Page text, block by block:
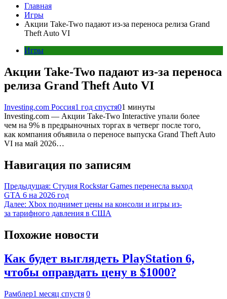
Главная
Игры
Акции Take-Two падают из-за переноса релиза Grand
Theft Auto VI
Игры
Акции Take-Two падают из-за переноса
релиза Grand Theft Auto VI
Investing.com Россия1 год спустя01 минуты
Investing.com — Акции Take-Two Interactive упали более
чем на 9% в предрыночных торгах в четверг после того,
как компания объявила о переносе выпуска Grand Theft Auto
VI на май 2026…
Навигация по записям
Предыдущая: Студия Rockstar Games перенесла выход
GTA 6 на 2026 год
Далее: Xbox поднимет цены на консоли и игры из-
за тарифного давления в США
Похожие новости
Как будет выглядеть PlayStation 6,
чтобы оправдать цену в $1000?
Рамблер1 месяц спустя 0